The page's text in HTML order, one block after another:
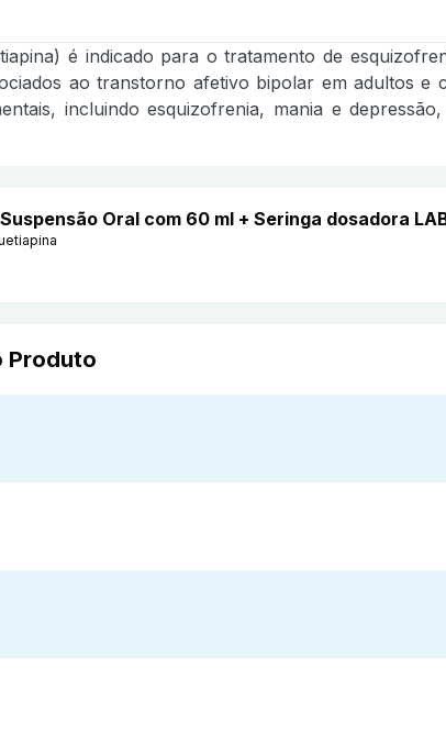
é indicado para o tratamento de
ao transtorno afetivo bipolar em adultos
incluindo esquizofrenia, mania e
Oral com 60 ml + Seringa dosadora
Produto